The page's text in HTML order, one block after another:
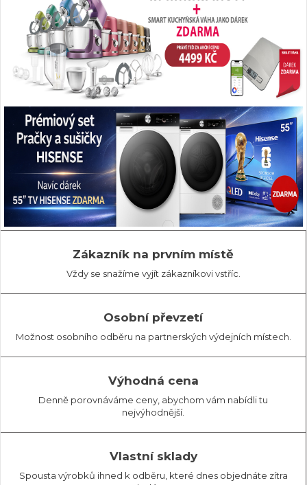
Zákazník na prvním místě
Vždy se snažíme vyjít zákazníkovi vstříc.
Osobní převzetí
Možnost osobního odběru na partnerských výdejních místech.
Výhodná cena
Denně porovnáváme ceny, abychom vám nabídli tu
nejvýhodnější.
Vlastní sklady
Spousta výrobků ihned k odběru, které dnes objednáte zítra